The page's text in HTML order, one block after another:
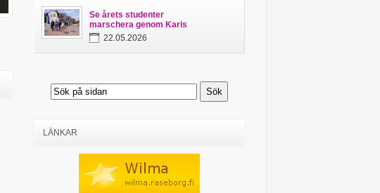
Se årets studenter
marschera genom Karis
22.05.2026
LÄNKAR